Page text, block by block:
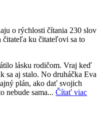
o rýchlosti čítania 230 slov
čitateľa ku čitateľovi sa to
lásku rodičom. Vraj keď
sa aj stalo. No druháčka Eva
plán, ako dať svojich
nebude sama... Čítať viac